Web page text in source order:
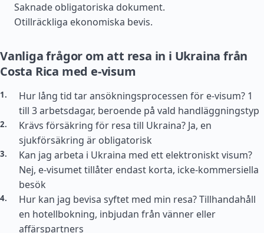
Saknade obligatoriska dokument.
Otillräckliga ekonomiska bevis.
Vanliga frågor om att resa in i Ukraina från
Costa Rica med e-visum
Hur lång tid tar ansökningsprocessen för e-visum? 1
till 3 arbetsdagar, beroende på vald handläggningstyp
Krävs försäkring för resa till Ukraina? Ja, en
sjukförsäkring är obligatorisk
Kan jag arbeta i Ukraina med ett elektroniskt visum?
Nej, e-visumet tillåter endast korta, icke-kommersiella
besök
Hur kan jag bevisa syftet med min resa? Tillhandahåll
en hotellbokning, inbjudan från vänner eller
affärspartners